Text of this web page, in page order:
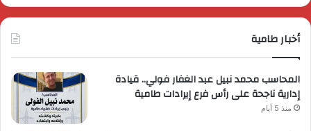
أخبار طامية
المحاسب محمد نبيل عبد الغفار فولي.. قيادة
إدارية ناجحة على رأس فرع إيرادات طامية
منذ 5 أيام